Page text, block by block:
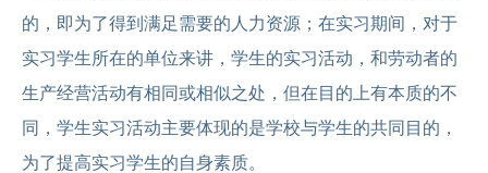
的，即为了得到满足需要的人力资源；在实习期间，对于
实习学生所在的单位来讲，学生的实习活动，和劳动者的
生产经营活动有相同或相似之处，但在目的上有本质的不
同，学生实习活动主要体现的是学校与学生的共同目的，
为了提高实习学生的自身素质。